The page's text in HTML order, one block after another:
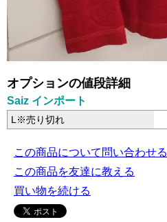
オプションの値段詳細
Saiz インポート
L※売り切れ
この商品について問い合わせる
この商品を友達に教える
買い物を続ける